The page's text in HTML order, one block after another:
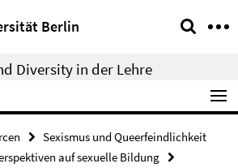
Berlin
Diversity in der Lehre
Sexismus und Queerfeindlichkeit
auf sexuelle Bildung